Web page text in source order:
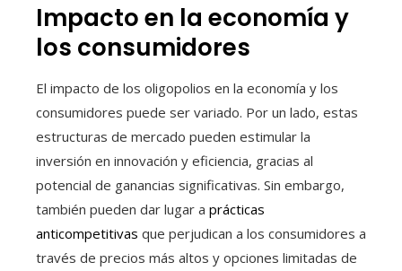
Impacto en la economía y
los consumidores
El impacto de los oligopolios en la economía y los
consumidores puede ser variado. Por un lado, estas
estructuras de mercado pueden estimular la
inversión en innovación y eficiencia, gracias al
potencial de ganancias significativas. Sin embargo,
también pueden dar lugar a prácticas
anticompetitivas que perjudican a los consumidores a
través de precios más altos y opciones limitadas de